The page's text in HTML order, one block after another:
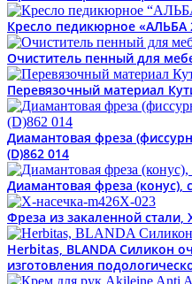
Кресло педикюрное «АЛЬБА
Очиститель пенный для
Перевязочный материал
Диамантовая фреза
(D)862 014
Диамантовая фреза (конус),
Фреза из закаленной стали,
Herbitas, BLANDA Силикон
изготовления